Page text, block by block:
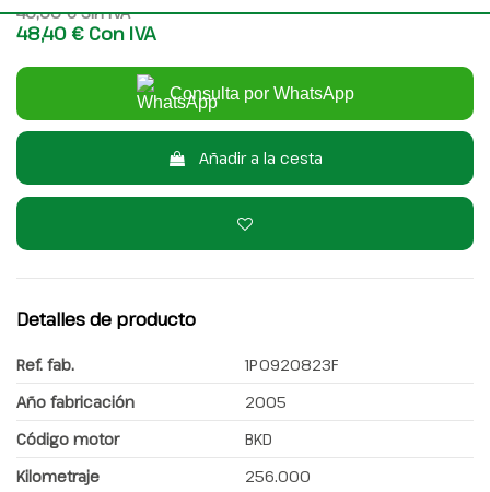
40,00 € Sin IVA
48,40 € Con IVA
Consulta por WhatsApp
Añadir a la cesta
Detalles de producto
Ref. fab.
1P0920823F
Año fabricación
2005
Código motor
BKD
Kilometraje
256.000